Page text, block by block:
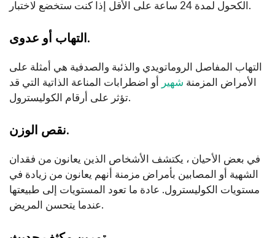
الكحول لمدة 24 ساعة على الأقل إذا كنت ستخضع لاختبار.
التهاب أو عدوى.
التهاب المفاصل الروماتويدي والذئبة والصدفية هي أمثلة على
الأمراض المزمنة شهير
أو اضطرابات المناعة الذاتية التي قد
تؤثر على أرقام الكوليسترول.
نقص الوزن.
في بعض الأحيان ، يكتشف الأشخاص الذين يعانون من فقدان
الشهية أو المصابين بأمراض مزمنة أنهم يعانون من زيادة في
مستويات الكوليسترول. عادة ما تعود المستويات إلى طبيعتها
عندما يتحسن المريض.